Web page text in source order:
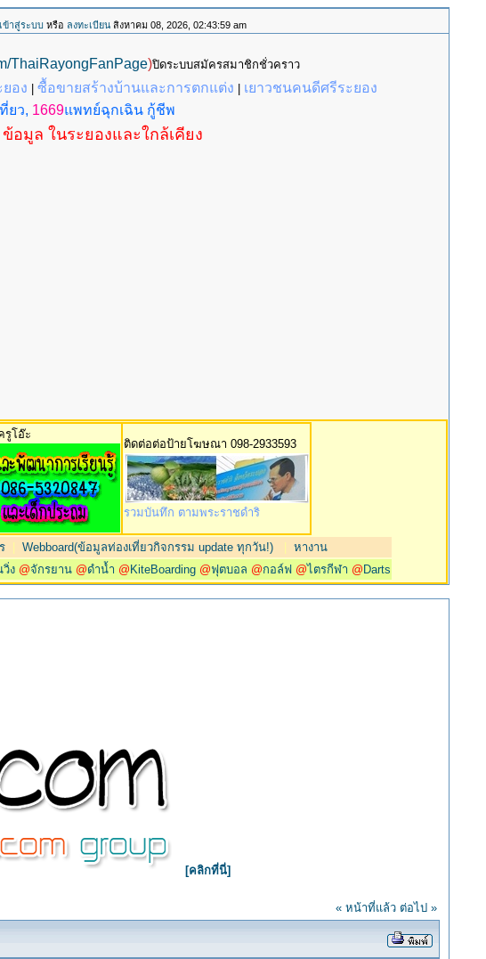
เข้าสู่ระบบ หรือ ลงทะเบียน สิงหาคม 08, 2026, 02:43:59 am
ThaiRayongFanPage)ปิดระบบสมัครสมาชิกชั่วคราว
ยอง |ซื้อขายสร้างบ้านและการตกแต่ง
เยาวชนคนดีศรีระยอง
ยว, 1669แพทย์ฉุกเฉิน กู้ชีพ
มูล ในระยองและใกล้เคียง
โอ๊ะ
ติดต่อต่อป้ายโฆษณา 098-2933593
รวมบันทึก ตามพระราชดำริ
|Webboard(ข้อมูลท่องเที่ยวกิจกรรม update ทุกวัน!) |หางาน
วิ่ง @จักรยาน @ดำน้ำ @ KiteBoarding @ฟุตบอล @กอล์ฟ @ไตรกีฬา @ Darts
[คลิกที่นี่]
« หน้าที่แล้ว ต่อไป »